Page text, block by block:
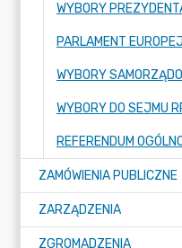
PARLAMENT
WYBORY
ZAMÓWIENIA PUBLICZNE
ZARZĄDZENIA
ZGROMADZENIA